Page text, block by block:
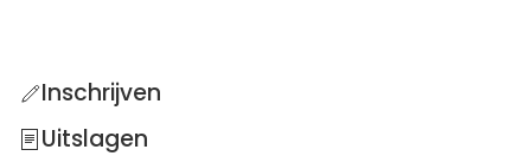
Inschrijven
Uitslagen